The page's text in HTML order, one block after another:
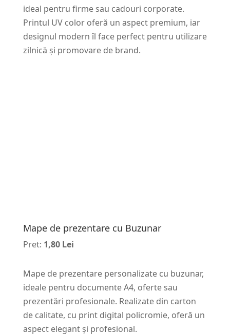
ideal pentru firme sau cadouri corporate.
Printul UV color oferă un aspect premium, iar
designul modern îl face perfect pentru utilizare
zilnică și promovare de brand.
Mape de prezentare cu Buzunar
Pret: 1,80 Lei
Mape de prezentare personalizate cu buzunar,
ideale pentru documente A4, oferte sau
prezentări profesionale. Realizate din carton
de calitate, cu print digital policromie, oferă un
aspect elegant și profesional.